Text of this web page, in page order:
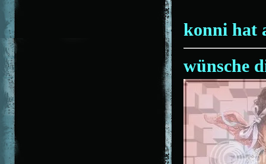
konni hat
wünsche